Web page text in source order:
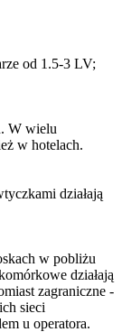
od 1.5-3 LV;
W wielu
w hotelach.
działają
w pobliżu
działają
zagraniczne -
sieci
u operatora.